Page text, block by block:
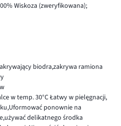
Wiskoza (zweryfikowana);
biodra,zakrywa ramiona
w temp. 30°C Łatwy w pielęgnacji,
ponownie na
delikatnego środka